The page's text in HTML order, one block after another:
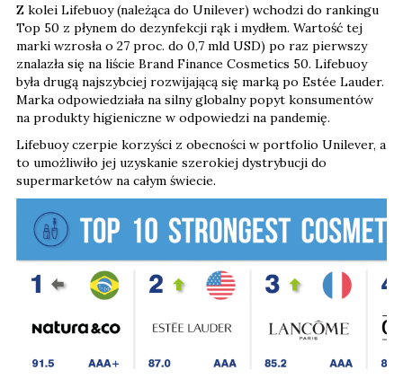
Z kolei Lifebuoy (należąca do Unilever) wchodzi do rankingu
Top 50 z płynem do dezynfekcji rąk i mydłem. Wartość tej
marki wzrosła o 27 proc. do 0,7 mld USD) po raz pierwszy
znalazła się na liście Brand Finance Cosmetics 50. Lifebuoy
była drugą najszybciej rozwijającą się marką po Estée Lauder.
Marka odpowiedziała na silny globalny popyt konsumentów
na produkty higieniczne w odpowiedzi na pandemię.
Lifebuoy czerpie korzyści z obecności w portfolio Unilever, a
to umożliwiło jej uzyskanie szerokiej dystrybucji do
supermarketów na całym świecie.